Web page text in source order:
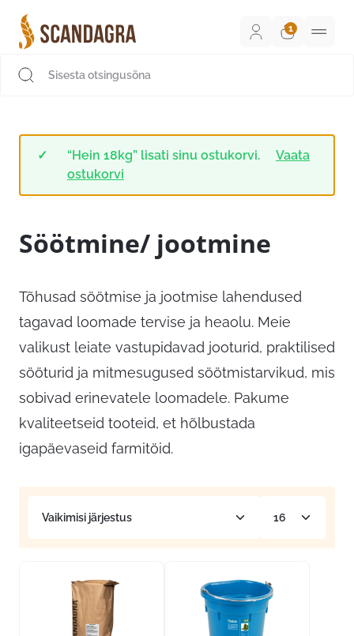
sisu
juurde
“Hein 18kg” lisati sinu ostukorvi.
Vaata
ostukorvi
Söötmine/ jootmine
Tõhusad söötmise ja jootmise lahendused
tagavad loomade tervise ja heaolu. Meie
valikust leiate vastupidavad jooturid, praktilised
sööturid ja mitmesugused söötmistarvikud, mis
sobivad erinevatele loomadele. Pakume
kvaliteetseid tooteid, et hõlbustada
igapäevaseid farmitöid.